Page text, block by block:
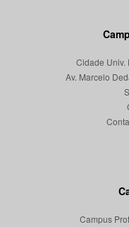
Cidade Univ.
Av. Marcelo
Campus